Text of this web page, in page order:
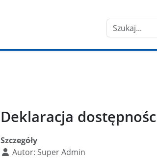
Szukaj
Deklaracja
Szczegóły
Autor: Super Admin